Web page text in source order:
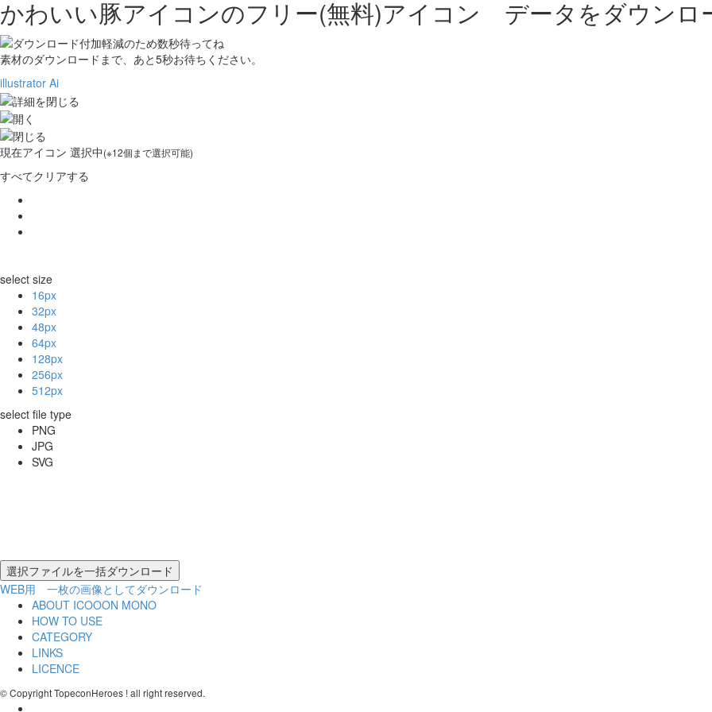
かわいい豚アイコンのフリー(無料)アイコン データをダウンロ
素材のダウンロードまで、あと5秒お待ちください。
illustrator Ai
現在アイコン 選択中(※12個まで選択可能)
すべてクリアする
select size
16px
32px
48px
64px
128px
256px
512px
select file type
PNG
JPG
SVG
WEB用 一枚の画像としてダウンロード
ABOUT ICOOON MONO
HOW TO USE
CATEGORY
LINKS
LICENCE
© Copyright TopeconHeroes ! all right reserved.